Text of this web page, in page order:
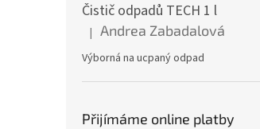
Čistič odpadů TECH 1 l
Hodnocení produktu je 5 z 5 hvězdiček.
| Andrea Zabadalová
Výborná na ucpaný odpad
Přijímáme online platby